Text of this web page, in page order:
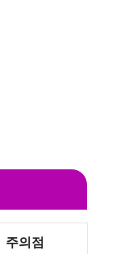
주의점